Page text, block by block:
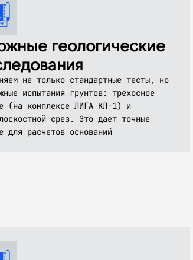
геологические
не только стандартные тесты, но
испытания грунтов: трехосное
(на комплексе ЛИГА КЛ-1) и
срез. Это дает точные
для расчетов оснований